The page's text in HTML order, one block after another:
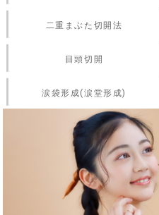
二重まぶた切開法
目頭切開
涙袋形成(涙堂形成)